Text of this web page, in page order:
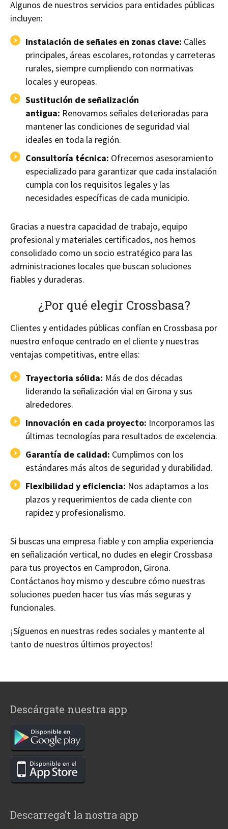
Algunos de nuestros servicios para entidades públicas
incluyen:
Instalación de señales en zonas clave: Calles
principales, áreas escolares, rotondas y carreteras
rurales, siempre cumpliendo con normativas
locales y europeas.
Sustitución de señalización
antigua: Renovamos señales deterioradas para
mantener las condiciones de seguridad vial
ideales en toda la región.
Consultoría técnica: Ofrecemos asesoramiento
especializado para garantizar que cada instalación
cumpla con los requisitos legales y las
necesidades específicas de cada municipio.
Gracias a nuestra capacidad de trabajo, equipo
profesional y materiales certificados, nos hemos
consolidado como un socio estratégico para las
administraciones locales que buscan soluciones
fiables y duraderas.
¿Por qué elegir Crossbasa?
Clientes y entidades públicas confían en Crossbasa por
nuestro enfoque centrado en el cliente y nuestras
ventajas competitivas, entre ellas:
Trayectoria sólida: Más de dos décadas
liderando la señalización vial en Girona y sus
alrededores.
Innovación en cada proyecto: Incorporamos las
últimas tecnologías para resultados de excelencia.
Garantía de calidad: Cumplimos con los
estándares más altos de seguridad y durabilidad.
Flexibilidad y eficiencia: Nos adaptamos a los
plazos y requerimientos de cada cliente con
rapidez y profesionalismo.
Si buscas una empresa fiable y con amplia experiencia
en señalización vertical, no dudes en elegir Crossbasa
para tus proyectos en Camprodon, Girona.
Contáctanos hoy mismo y descubre cómo nuestras
soluciones pueden hacer tus vías más seguras y
funcionales.
¡Síguenos en nuestras redes sociales y mantente al
tanto de nuestros últimos proyectos!
Descárgate nuestra app
Descarrega’t la nostra app